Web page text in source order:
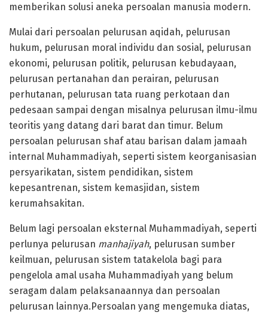
memberikan solusi aneka persoalan manusia modern.
Mulai dari persoalan pelurusan aqidah, pelurusan
hukum, pelurusan moral individu dan sosial, pelurusan
ekonomi, pelurusan politik, pelurusan kebudayaan,
pelurusan pertanahan dan perairan, pelurusan
perhutanan, pelurusan tata ruang perkotaan dan
pedesaan sampai dengan misalnya pelurusan ilmu-ilmu
teoritis yang datang dari barat dan timur. Belum
persoalan pelurusan shaf atau barisan dalam jamaah
internal Muhammadiyah, seperti sistem keorganisasian
persyarikatan, sistem pendidikan, sistem
kepesantrenan, sistem kemasjidan, sistem
kerumahsakitan.
Belum lagi persoalan eksternal Muhammadiyah, seperti
perlunya pelurusan manhajiyah, pelurusan sumber
keilmuan, pelurusan sistem tatakelola bagi para
pengelola amal usaha Muhammadiyah yang belum
seragam dalam pelaksanaannya dan persoalan
pelurusan lainnya.Persoalan yang mengemuka diatas,